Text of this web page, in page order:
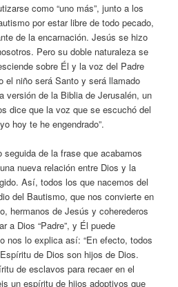
como “uno más”, junto a los
por estar libre de todo pecado,
de la encarnación. Jesús se hizo
Pero su doble naturaleza se
sobre Él y la voz del Padre
el niño será Santo y será llamado
versión de la Biblia de Jerusalén, un
dice que la voz que se escuchó del
hoy te he engendrado”.
seguida de la frase que acabamos
nueva relación entre Dios y la
Así, todos los que nacemos del
del Bautismo, que nos convierte en
hermanos de Jesús y coherederos
a Dios “Padre”, y Él puede
nos lo explica así: “En efecto, todos
de Dios son hijos de Dios.
de esclavos para recaer en el
un espíritu de hijos adoptivos que